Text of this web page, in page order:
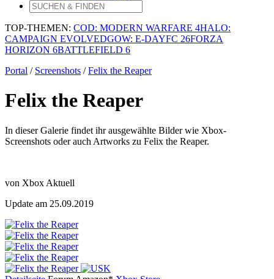
TOP-THEMEN: COD: MODERN WARFARE 4HALO:
CAMPAIGN EVOLVEDGOW: E-DAYFC 26FORZA
HORIZON 6BATTLEFIELD 6
Portal / Screenshots /Felix the Reaper
Felix the Reaper
In dieser Galerie findet ihr ausgewählte Bilder wie Xbox-
Screenshots oder auch Artworks zu Felix the Reaper.
von Xbox Aktuell
Update am 25.09.2019